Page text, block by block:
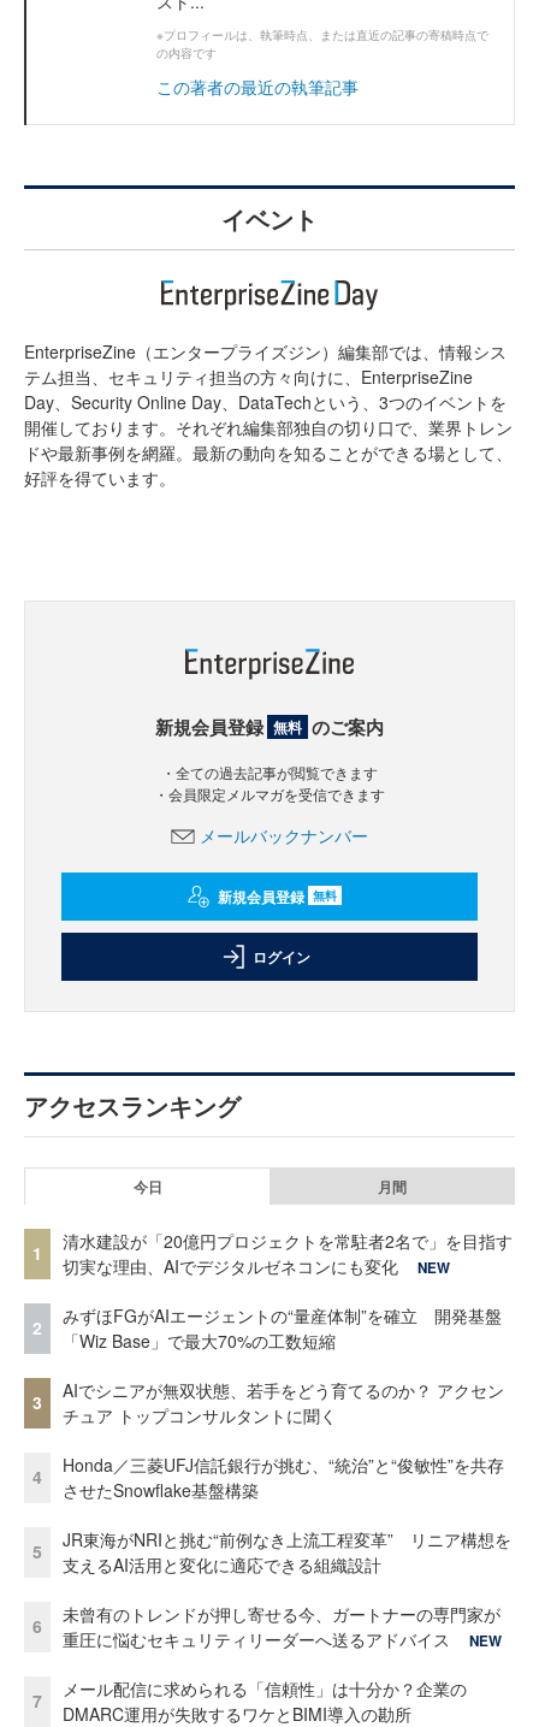
※プロフィールは、執筆時点、または直近の記事の寄稿時点で
の内容です
この著者の最近の執筆記事
イベント
EnterpriseZine（エンタープライズジン）編集部では、情報シス
テム担当、セキュリティ担当の方々向けに、EnterpriseZine
Day、Security Online Day、DataTechという、3つのイベントを
開催しております。それぞれ編集部独自の切り口で、業界トレン
ドや最新事例を網羅。最新の動向を知ることができる場として、
好評を得ています。
新規会員登録 無料 のご案内
・全ての過去記事が閲覧できます
・会員限定メルマガを受信できます
メールバックナンバー
新規会員登録 無料
ログイン
アクセスランキング
今日 月間
1
清水建設が「20億円プロジェクトを常駐者2名で」を目指す
切実な理由、AIでデジタルゼネコンにも変化
NEW
2
みずほFGがAIエージェントの“量産体制”を確立 開発基盤
「Wiz Base」で最大70%の工数短縮
3
AIでシニアが無双状態、若手をどう育てるのか？ アクセン
チュア トップコンサルタントに聞く
4
Honda／三菱UFJ信託銀行が挑む、“統治”と“俊敏性”を共存
させたSnowflake基盤構築
5
JR東海がNRIと挑む“前例なき上流工程変革” リニア構想を
支えるAI活用と変化に適応できる組織設計
6
未曾有のトレンドが押し寄せる今、ガートナーの専門家が
重圧に悩むセキュリティリーダーへ送るアドバイス
NEW
7
メール配信に求められる「信頼性」は十分か？企業の
DMARC運用が失敗するワケとBIMI導入の勘所